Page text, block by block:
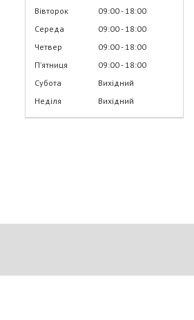
Вівторок
09:00 18:00
Середа
09:00 18:00
Четвер
09:00 18:00
Пʼятниця
09:00 18:00
Субота
Вихідний
Неділя
Вихідний